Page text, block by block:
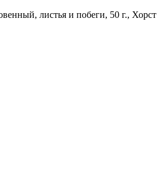
листья и побеги, 50 г., Хорст